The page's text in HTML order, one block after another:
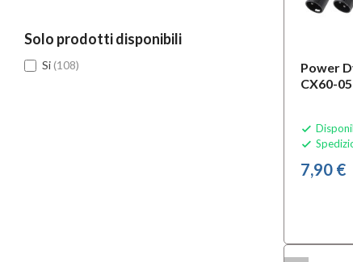
Solo prodotti disponibili
Si(108)
Power
CX60-05


7,90 €